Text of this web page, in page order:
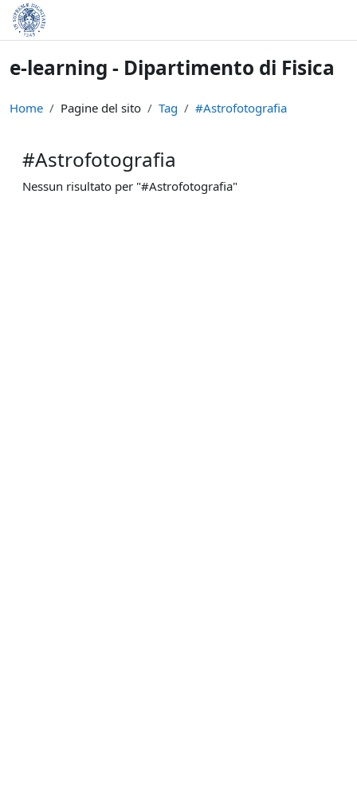
Vai al contenuto principale
e-learning - Dipartimento di Fisica
Home Pagine del sito Tag #Astrofotografia
#Astrofotografia
Nessun risultato per "#Astrofotografia"